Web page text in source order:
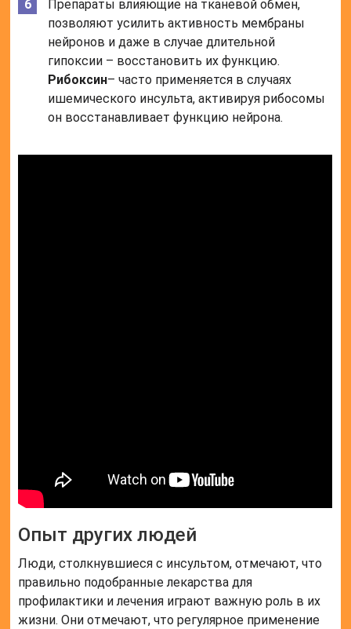
Препараты влияющие на тканевой обмен,
позволяют усилить активность мембраны
нейронов и даже в случае длительной
гипоксии – восстановить их функцию.
Рибоксин– часто применяется в случаях
ишемического инсульта, активируя рибосомы
он восстанавливает функцию нейрона.
Опыт других людей
Люди, столкнувшиеся с инсультом, отмечают, что
правильно подобранные лекарства для
профилактики и лечения играют важную роль в их
жизни. Они отмечают, что регулярное применение